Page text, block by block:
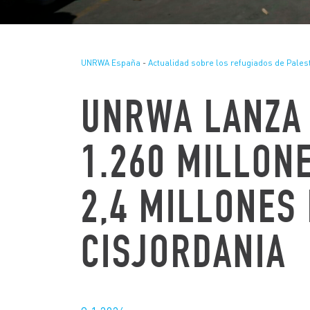
UNRWA España - Actualidad sobre los refugiados de
UNRWA
1.260
2,4 MILLONES
CISJORDANIA
En 1948,
convirtiéndose